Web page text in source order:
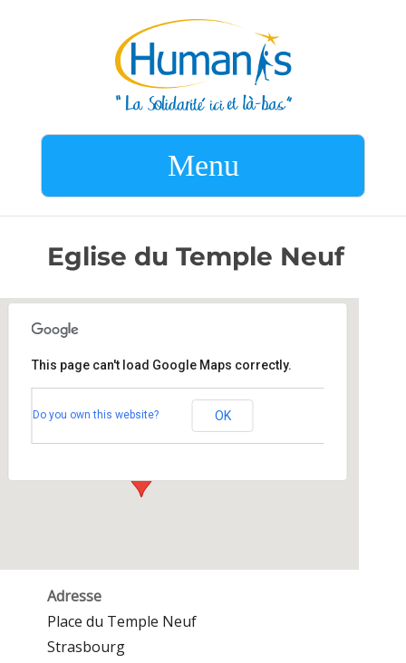
Menu
Eglise du Temple Neuf
Place du Temple Neuf - Strasbourg
This page can't load Google Maps correctly.
Do you own this website? OK
Adresse
Place du Temple Neuf
Strasbourg